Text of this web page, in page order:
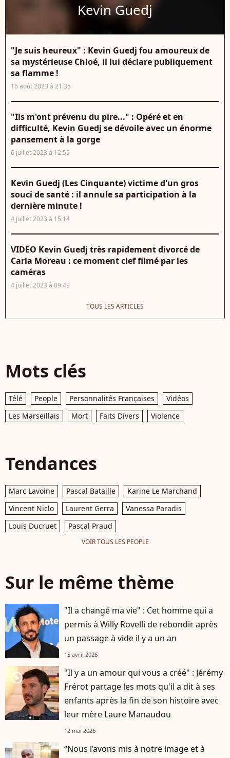
Kevin Guedj
"Je suis heureux" : Kevin Guedj fou amoureux de
sa mystérieuse Chloé, il lui déclare publiquement
sa flamme !
16 août 2023 à 21:35
"Ils m'ont prévenu du pire..." : Opéré et en
difficulté, Kevin Guedj se dévoile avec un énorme
pansement à la gorge
6 juillet 2023 à 12:55
Kevin Guedj (Les Cinquante) victime d'un gros
souci de santé : il annule sa participation à la
dernière minute !
4 juillet 2023 à 15:14
VIDEO Kevin Guedj très rapidement divorcé de
Carla Moreau : ce moment clef filmé par les
caméras
4 juillet 2023 à 09:49
TOUS LES ARTICLES
Mots clés
Télé People Personnalités Françaises
Vidéos
Les Marseillais
Mort Faits Divers Violence
Tendances
Marc Lavoine Pascal Bataille
Karine Le Marchand
Vincent Niclo
Laurent Gerra
Vanessa Paradis
Louis Ducruet
Pascal Praud
VOIR TOUS LES PEOPLE
Sur le même thème
"Il a changé ma vie" : Cet homme qui a
permis à Willy Rovelli de rebondir après
un passage à vide il y a un an
15 avril 2026
player2
"Il y a un amour qui vous a créé" : Jérémy
Frérot partage les mots qu'il a dit à ses
enfants après la fin de son histoire avec
leur mère Laure Manaudou
12 mai 2026
“Nous l’avons mis à notre image et à